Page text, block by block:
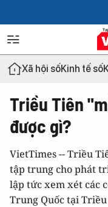
Xã hội sốKinh tế số
Triều Tiên
được gì?
VietTimes -- Triều
tập trung cho phát
lập tức xem xét các
Trung Quốc tại